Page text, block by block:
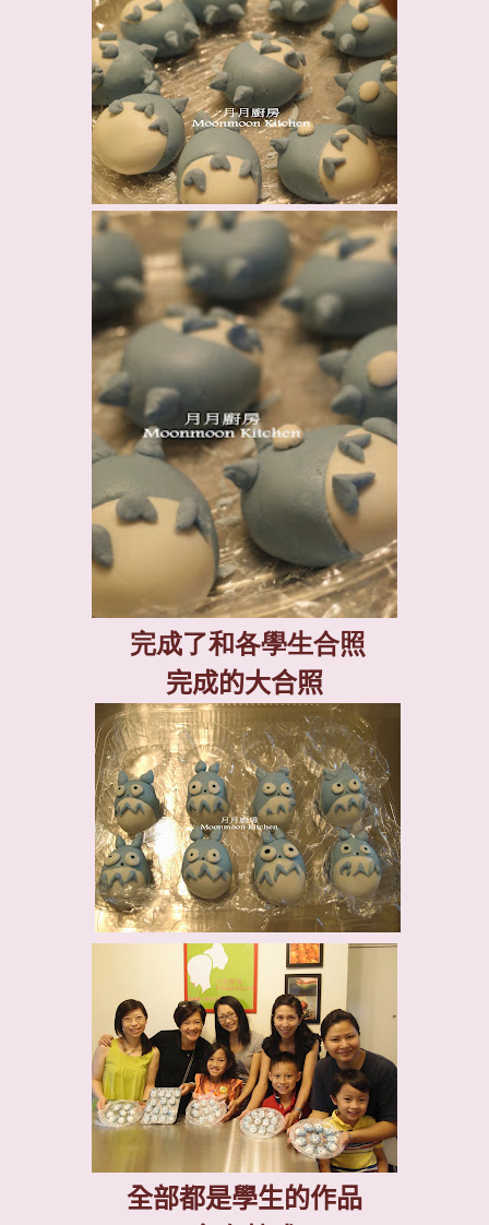
完成了和各學生合照
完成的大合照
全部都是學生的作品